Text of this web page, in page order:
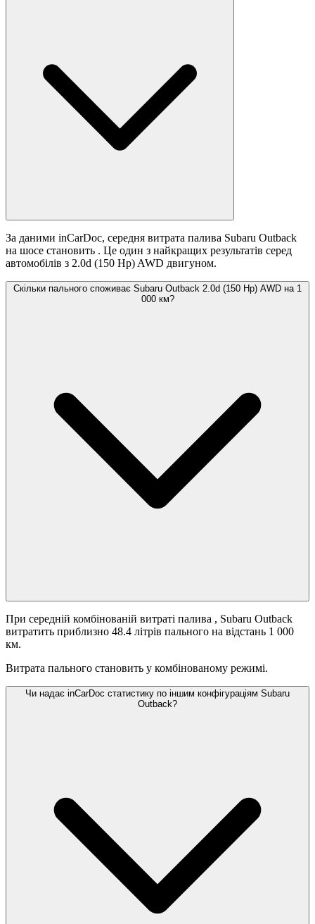
За даними inCarDoc, середня витрата палива Subaru Outback
на шосе становить . Це один з найкращих результатів серед
автомобілів з 2.0d (150 Hp) AWD двигуном.
Скільки пального споживає Subaru Outback 2.0d (150 Hp) AWD на 1
000 км?
При середній комбінованій витраті палива , Subaru Outback
витратить приблизно 48.4 літрів пального на відстань 1 000
км.
Витрата пального становить у комбінованому режимі.
Чи надає inCarDoc статистику по іншим конфігураціям Subaru
Outback?